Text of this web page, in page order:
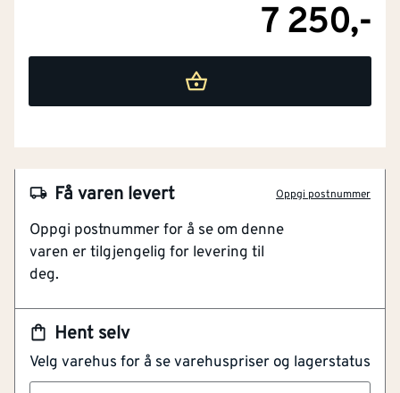
7 250,-
Hent selv
Velg varehus for å se varehuspriser og lagerstatus
Få varen levert Oppgi postnummer
Oppgi postnummer for å se om denne
varen er tilgjengelig for levering til
deg.
Svært UV-stabil
Høy rivestyrke
Integrert limsone
Diffusjonsåpen
Majvest 700 SOB er en robust og diffusjonsåpen
vindsperre fra SIGA, med integrert limsone for enkel
og sikker montering. Den sørger for en tett,